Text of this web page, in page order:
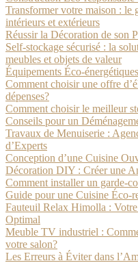
Transformer votre maison : le
intérieurs et extérieurs
Réussir la Décoration de son
Self-stockage sécurisé : la
meubles et objets de valeur
Équipements Éco-
Comment choisir une offre
dépenses?
Comment choisir le meilleur
Conseils pour un
Travaux de Menuiserie :
d’Experts
Conception d’une Cuisine
Décoration DIY : Créer une
Comment installer un garde-
Guide pour une Cuisine Éco-
Fauteuil Relax Himolla :
Optimal
Meuble TV industriel :
votre salon?
Les Erreurs à Éviter dans